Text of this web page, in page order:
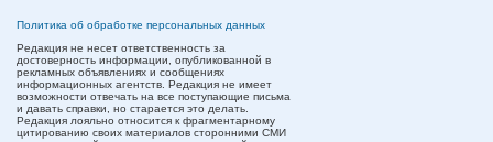
Политика об обработке персональных данных
Редакция не несет ответственность за
достоверность информации, опубликованной в
рекламных объявлениях и сообщениях
информационных агентств. Редакция не имеет
возможности отвечать на все поступающие письма
и давать справки, но старается это делать.
Редакция лояльно относится к фрагментарному
цитированию своих материалов сторонними СМИ